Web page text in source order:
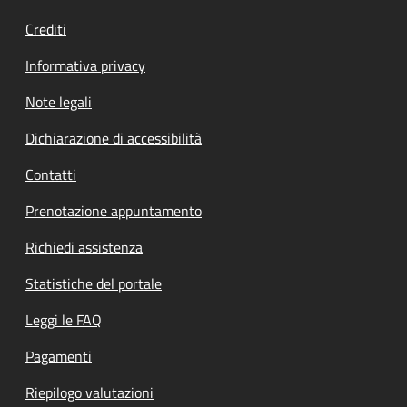
Crediti
Informativa privacy
Note legali
Dichiarazione di accessibilità
Contatti
Prenotazione appuntamento
Richiedi assistenza
Statistiche del portale
Leggi le FAQ
Pagamenti
Riepilogo valutazioni